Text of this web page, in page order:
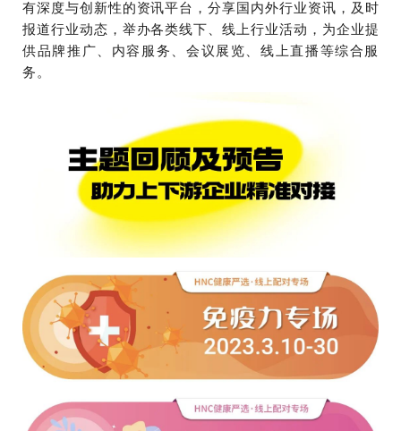
有深度与创新性的资讯平台，分享国内外行业资讯，及时
报道行业动态，举办各类线下、线上行业活动，为企业提
供品牌推广、内容服务、会议展览、线上直播等综合服
务。